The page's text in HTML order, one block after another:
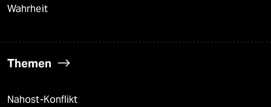
Wahrheit
Themen
Nahost-Konflikt